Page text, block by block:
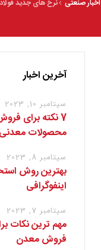
اخبار صنعتی نرخ های جدید
آخرین اخبار
سپتامبر 10, 2023
7 نکته برای
محصولات معدنی
سپتامبر 8, 2023
بهترین روش
اینفوگرافی
سپتامبر 7, 2023
مهم ترین نکات
فروش معدن